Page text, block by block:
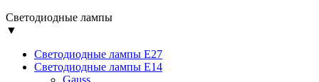
Светодиодные лампы
▼
Светодиодные лампы Е27
Светодиодные лампы Е14
Gauss